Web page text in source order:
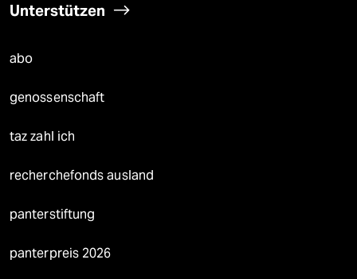
Unterstützen
abo
genossenschaft
taz zahl ich
recherchefonds ausland
panterstiftung
panterpreis 2026